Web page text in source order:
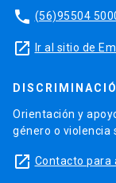
phone (56)95504
launch Ir al sitio de
Orientación y
género o violencia
launch Contacto para